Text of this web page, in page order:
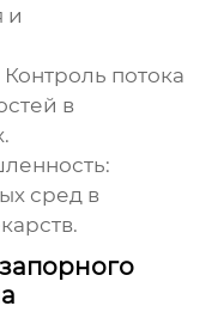
и
Контроль потока
в
сред в